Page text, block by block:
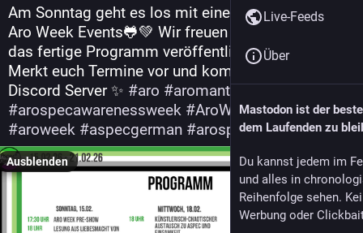
Am Sonntag geht es los mit einer vollen Woche an
Aro Week Events🐸💚 Wir freuen uns sehr endlich
das fertige Programm veröffentlichen zu können!
Merkt euch Termine vor und kommt schon auf den
Discord Server ✨ #aro #aromantic
#arospecawarenessweek #AroWeek2026
#aroweek #aspecgerman #arospec # aspec
Ausblenden
Live-Feeds
Über
Mastodon ist der
dem Laufenden zu
Du kannst jedem im
und alles in
Reihenfolge sehen.
Werbung oder